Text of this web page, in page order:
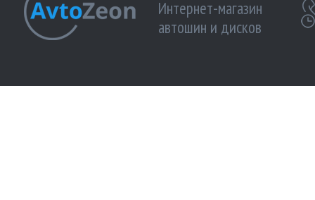
Интернет-магазин
автошин и дисков